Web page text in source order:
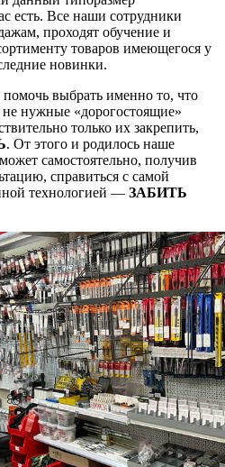
есть. Все наши сотрудники
проходят обучение и
товаров имеющегося у
новинки.
выбрать именно то, что
нужные «дорогостоящие»
только их закрепить,
. От этого и родилось наше
самостоятельно, получив
справиться с самой
технологией — ЗАБИТЬ